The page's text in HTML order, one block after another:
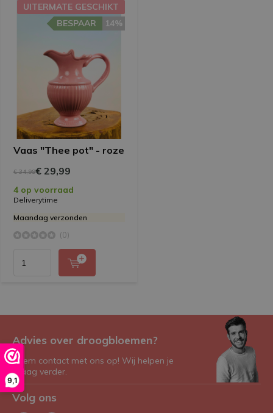
9,1
Vaas "Thee pot" - roze
UITERMATE GESCHIKT
14%
BESPAAR
€ 34,99€ 29,99
4 op voorraad
Deliverytime
Maandag verzonden
(0)
Advies over droogbloemen?
Neem contact met ons op! Wij helpen je
graag verder.
Volg ons